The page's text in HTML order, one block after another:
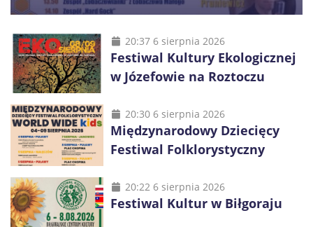
20:37 6 sierpnia 2026
Festiwal Kultury Ekologicznej
w Józefowie na Roztoczu
20:30 6 sierpnia 2026
Międzynarodowy Dziecięcy
Festiwal Folklorystyczny
20:22 6 sierpnia 2026
Festiwal Kultur w Biłgoraju